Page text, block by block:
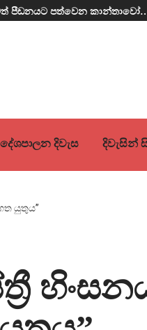
පීඩනයට පත්වෙන
දේශපාලන දිවැස දිවැසින්